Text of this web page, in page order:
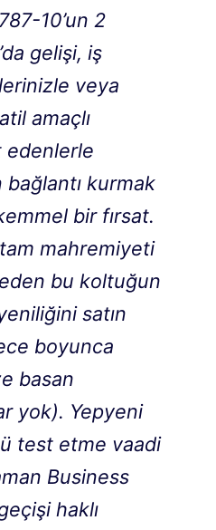
10’un 2
gelişi, iş
veya
amaçlı
edenlerle
bağlantı kurmak
bir fırsat.
mahremiyeti
bu koltuğun
satın
boyunca
basan
yok). Yepyeni
test etme vaadi
Business
haklı